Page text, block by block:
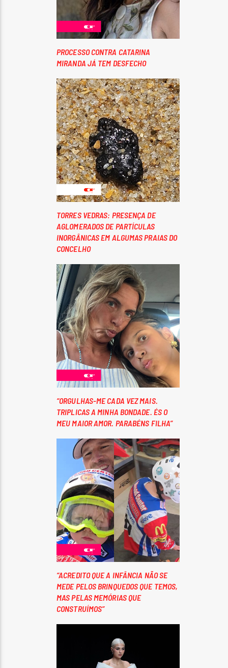
PROCESSO CONTRA CATARINA
MIRANDA JÁ TEM DESFECHO
TORRES VEDRAS: PRESENÇA DE
AGLOMERADOS DE PARTÍCULAS
INORGÂNICAS EM ALGUMAS PRAIAS DO
CONCELHO
“ORGULHAS-ME CADA VEZ MAIS.
TRIPLICAS A MINHA BONDADE. ÉS O
MEU MAIOR AMOR. PARABÉNS FILHA”
“ACREDITO QUE A INFÂNCIA NÃO SE
MEDE PELOS BRINQUEDOS QUE TEMOS,
MAS PELAS MEMÓRIAS QUE
CONSTRUÍMOS”